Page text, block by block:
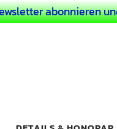
abonnieren
ALS AUSSERGEWÖHNLICHER